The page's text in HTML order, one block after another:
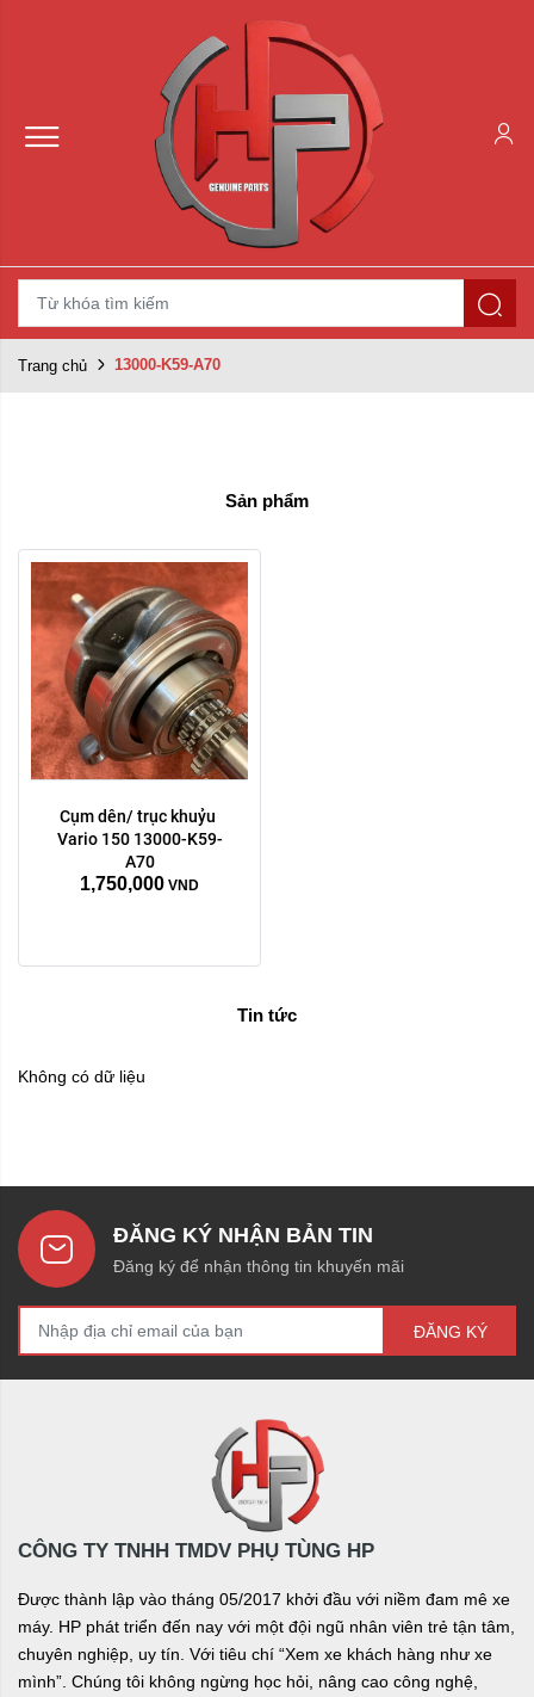
Trang chủ 13000-K59-A70
Sản phẩm
Cụm dên/ trục khuỷu
Vario 150 13000-K59-
A70
1,750,000 VND
Tin tức
Không có dữ liệu
ĐĂNG KÝ NHẬN BẢN TIN
Đăng ký để nhận thông tin khuyến mãi
ĐĂNG KÝ
CÔNG TY TNHH TMDV PHỤ TÙNG HP
Được thành lập vào tháng 05/2017 khởi đầu với niềm đam mê xe
máy. HP phát triển đến nay với một đội ngũ nhân viên trẻ tận tâm,
chuyên nghiệp, uy tín. Với tiêu chí “Xem xe khách hàng như xe
mình”. Chúng tôi không ngừng học hỏi, nâng cao công nghệ,